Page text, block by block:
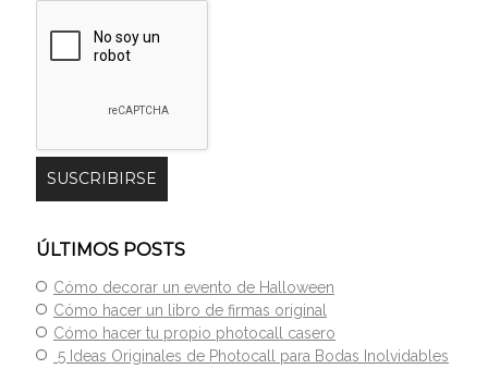
ÚLTIMOS POSTS
Cómo decorar un evento de Halloween
Cómo hacer un libro de firmas original
Cómo hacer tu propio photocall casero
5 Ideas Originales de Photocall para Bodas Inolvidables